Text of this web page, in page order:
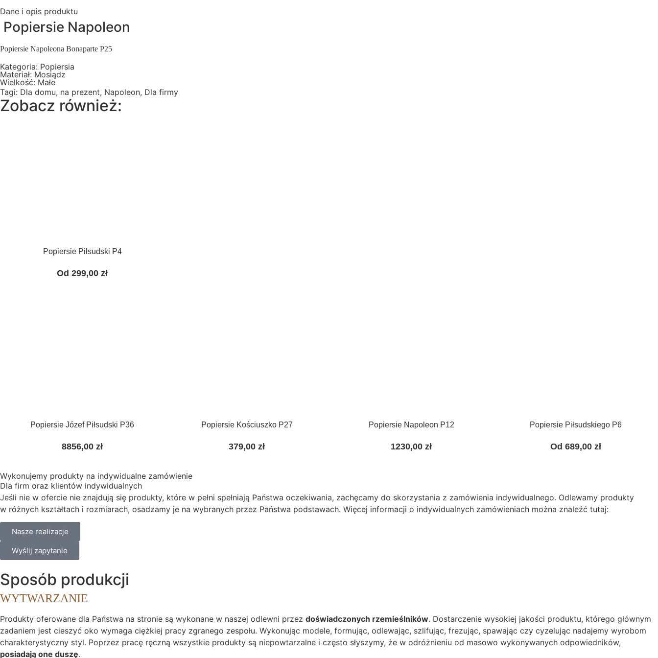
Dane i opis produktu
Popiersie Napoleon
Popiersie Napoleona Bonaparte P25
Kategoria: Popiersia
Materiał: Mosiądz
Wielkość: Małe
Tagi: Dla domu, na prezent, Napoleon, Dla firmy
Zobacz również:
Popiersie Piłsudski P4
Od 299,00 zł
Popiersie Józef Piłsudski P36
8856,00 zł
Popiersie Kościuszko P27
379,00 zł
Popiersie Napoleon P12
1230,00 zł
Popiersie Piłsudskiego P6
Od 689,00 zł
Wykonujemy produkty na indywidualne zamówienie
Dla firm oraz klientów indywidualnych
Jeśli nie w ofercie nie znajdują się produkty, które w pełni spełniają Państwa oczekiwania, zachęcamy do skorzystania z zamówienia indywidualnego. Odlewamy produkty
w różnych kształtach i rozmiarach, osadzamy je na wybranych przez Państwa podstawach. Więcej informacji o indywidualnych zamówieniach można znaleźć tutaj:
Nasze realizacje
Wyślij zapytanie
Sposób produkcji
WYTWARZANIE
Produkty oferowane dla Państwa na stronie są wykonane w naszej odlewni przez doświadczonych rzemieślników. Dostarczenie wysokiej jakości produktu, którego głównym
zadaniem jest cieszyć oko wymaga ciężkiej pracy zgranego zespołu. Wykonując modele, formując, odlewając, szlifując, frezując, spawając czy cyzelując nadajemy wyrobom
charakterystyczny styl. Poprzez pracę ręczną wszystkie produkty są niepowtarzalne i często słyszymy, że w odróżnieniu od masowo wykonywanych odpowiedników,
posiadają one duszę.